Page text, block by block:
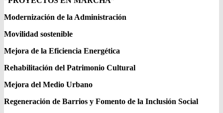
Modernización de la Administración
Movilidad sostenible
Mejora de la Eficiencia Energética
Rehabilitación del Patrimonio Cultural
Mejora del Medio Urbano
Regeneración de Barrios y Fomento de la Inclusión Social